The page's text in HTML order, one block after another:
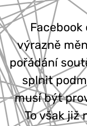
777 353 464
výrazně
pořádání
splnit
musí být
To však již